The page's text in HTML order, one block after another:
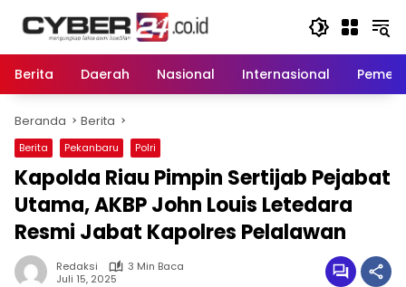
Berita
Daerah Nasional Internasional
Beranda Berita
Berita Pekanbaru Polri
Kapolda Riau Pimpin Sertijab Pejabat
Utama, AKBP John Louis Letedara
Resmi Jabat Kapolres Pelalawan
Redaksi
3 Min Baca
Juli 15, 2025